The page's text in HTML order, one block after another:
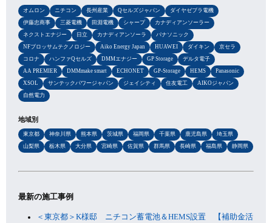
オムロン ニチコン 長州産業 Qセルズジャパン
ダイヤゼブラ電機
伊藤忠商事
三菱電機 田淵電機 シャープ
カナディアンソーラー
ネクストエナジー
日立 カナディアンソーラ
パナソニック
NFブロッサムテクノロジー
Aiko Energy Japan HUAWEI ダイキン
京セラ
コロナ
ハンファQセルズ DMMエナジー GP Storage
デルタ電子
AA PREMIER
DMMmake smart ECHONET GP-Storage HEMS
Panasonic
XSOL
サンテックパワージャパン ジェイシティ 住友電工
AIKOジャパン
自然電力
地域別
東京都 神奈川県 熊本県 茨城県 福岡県 千葉県 鹿児島県
埼玉県
山梨県
栃木県 大分県 宮崎県 佐賀県 群馬県 長崎県 福島県 静岡県
最新の施工事例
＜東京都＞K様邸 ニチコン蓄電池＆HEMS設置 【補助金活